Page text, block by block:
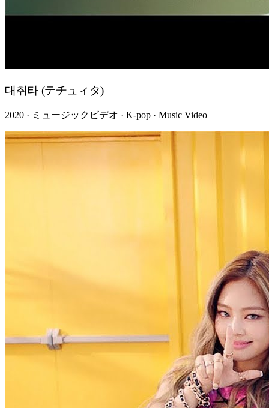
대취타 (テチュィタ)
2020 · ミュージックビデオ · K-pop · Music Video